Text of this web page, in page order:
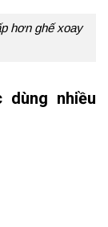
hơn ghế xoay
dùng nhiều